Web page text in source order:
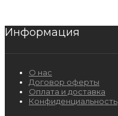
Информация
О нас
Договор оферты
Оплата и доставка
Конфиденциальность